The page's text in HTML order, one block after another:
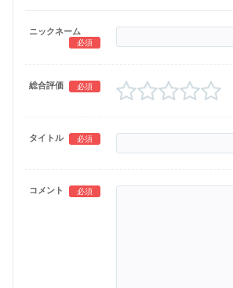
ニックネーム
必須
総合評価 必須
タイトル 必須
コメント 必須